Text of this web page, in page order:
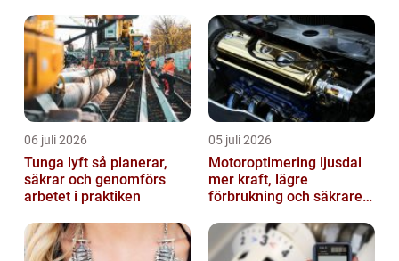
06 juli 2026
Tunga lyft så planerar,
säkrar och genomförs
arbetet i praktiken
05 juli 2026
Motoroptimering ljusdal
mer kraft, lägre
förbrukning och säkrare